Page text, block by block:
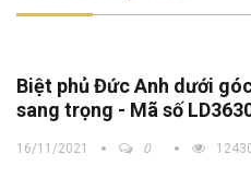
Biệt phủ Đức Anh dưới
sang trọng - Mã số
16/11/2021 0